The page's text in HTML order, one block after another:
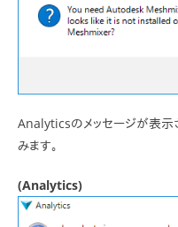
Analyticsのメッセージが表示
みます。
(Analytics)